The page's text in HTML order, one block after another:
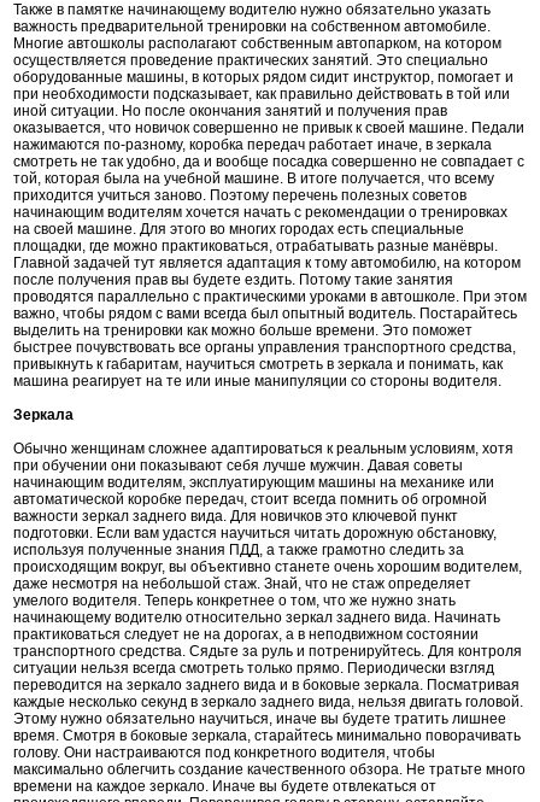
Также в памятке начинающему водителю нужно обязательно указать
важность предварительной тренировки на собственном автомобиле.
Многие автошколы располагают собственным автопарком, на котором
осуществляется проведение практических занятий. Это специально
оборудованные машины, в которых рядом сидит инструктор, помогает и
при необходимости подсказывает, как правильно действовать в той или
иной ситуации. Но после окончания занятий и получения прав
оказывается, что новичок совершенно не привык к своей машине. Педали
нажимаются по-разному, коробка передач работает иначе, в зеркала
смотреть не так удобно, да и вообще посадка совершенно не совпадает с
той, которая была на учебной машине. В итоге получается, что всему
приходится учиться заново. Поэтому перечень полезных советов
начинающим водителям хочется начать с рекомендации о тренировках
на своей машине. Для этого во многих городах есть специальные
площадки, где можно практиковаться, отрабатывать разные манёвры.
Главной задачей тут является адаптация к тому автомобилю, на котором
после получения прав вы будете ездить. Потому такие занятия
проводятся параллельно с практическими уроками в автошколе. При этом
важно, чтобы рядом с вами всегда был опытный водитель. Постарайтесь
выделить на тренировки как можно больше времени. Это поможет
быстрее почувствовать все органы управления транспортного средства,
привыкнуть к габаритам, научиться смотреть в зеркала и понимать, как
машина реагирует на те или иные манипуляции со стороны водителя.
Зеркала
Обычно женщинам сложнее адаптироваться к реальным условиям, хотя
при обучении они показывают себя лучше мужчин. Давая советы
начинающим водителям, эксплуатирующим машины на механике или
автоматической коробке передач, стоит всегда помнить об огромной
важности зеркал заднего вида. Для новичков это ключевой пункт
подготовки. Если вам удастся научиться читать дорожную обстановку,
используя полученные знания ПДД, а также грамотно следить за
происходящим вокруг, вы объективно станете очень хорошим водителем,
даже несмотря на небольшой стаж. Знай, что не стаж определяет
умелого водителя. Теперь конкретнее о том, что же нужно знать
начинающему водителю относительно зеркал заднего вида. Начинать
практиковаться следует не на дорогах, а в неподвижном состоянии
транспортного средства. Сядьте за руль и потренируйтесь. Для контроля
ситуации нельзя всегда смотреть только прямо. Периодически взгляд
переводится на зеркало заднего вида и в боковые зеркала. Посматривая
каждые несколько секунд в зеркало заднего вида, нельзя двигать головой.
Этому нужно обязательно научиться, иначе вы будете тратить лишнее
время. Смотря в боковые зеркала, старайтесь минимально поворачивать
голову. Они настраиваются под конкретного водителя, чтобы
максимально облегчить создание качественного обзора. Не тратьте много
времени на каждое зеркало. Иначе вы будете отвлекаться от